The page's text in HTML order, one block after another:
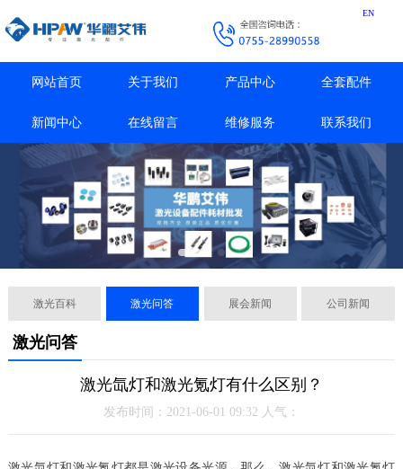
EN
网站首页 关于我们 产品中心 全套配件
新闻中心 在线留言 维修服务 联系我们
激光百科 激光问答 展会新闻 公司新闻
激光问答
激光氙灯和激光氪灯有什么区别？
发布时间：2021-06-01 09:32 人气：